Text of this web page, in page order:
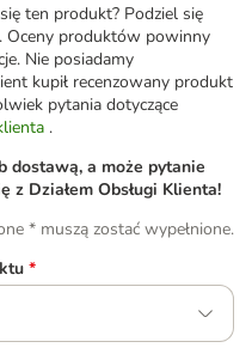
ten produkt? Podziel się
Oceny produktów powinny
Nie posiadamy
kupił recenzowany produkt
pytania dotyczące
.
dostawą, a może pytanie
z Działem Obsługi Klienta!
* muszą zostać wypełnione.
*